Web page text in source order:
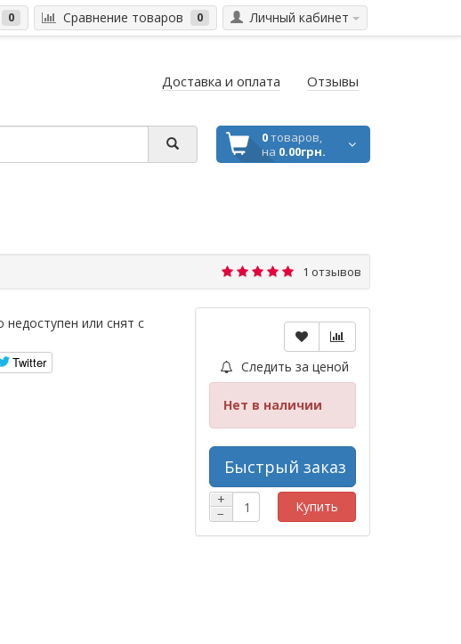
0 Сравнение товаров 0 Личный кабинет
Доставка и оплата Отзывы
0товаров,
на 0.00грн.
1 отзывов
или снят с
Twitter Следить за ценой
Нет в наличии
Быстрый заказ
+
−
Купить